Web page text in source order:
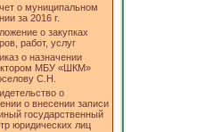
о муниципальном
за 2016 г.
о закупках
работ, услуг
о назначении
МБУ «ШКМ»
С.Н.
о
о внесении записи
государственный
юридических лиц